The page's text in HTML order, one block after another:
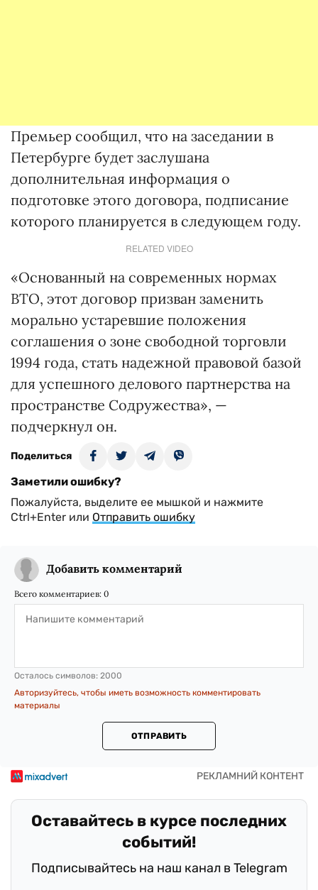
Премьер сообщил, что на заседании в
Петербурге будет заслушана
дополнительная информация о
подготовке этого договора, подписание
которого планируется в следующем году.
RELATED VIDEO
«Основанный на современных нормах
ВТО, этот договор призван заменить
морально устаревшие положения
соглашения о зоне свободной торговли
1994 года, стать надежной правовой базой
для успешного делового партнерства на
пространстве Содружества», —
подчеркнул он.
Поделиться
Заметили ошибку?
Пожалуйста, выделите ее мышкой и нажмите
Ctrl+Enter или Отправить ошибку
Добавить комментарий
Всего комментариев: 0
Осталось символов: 2000
Авторизуйтесь, чтобы иметь возможность комментировать
материалы
ОТПРАВИТЬ
Оставайтесь в курсе последних
событий!
Подписывайтесь на наш канал в Telegram